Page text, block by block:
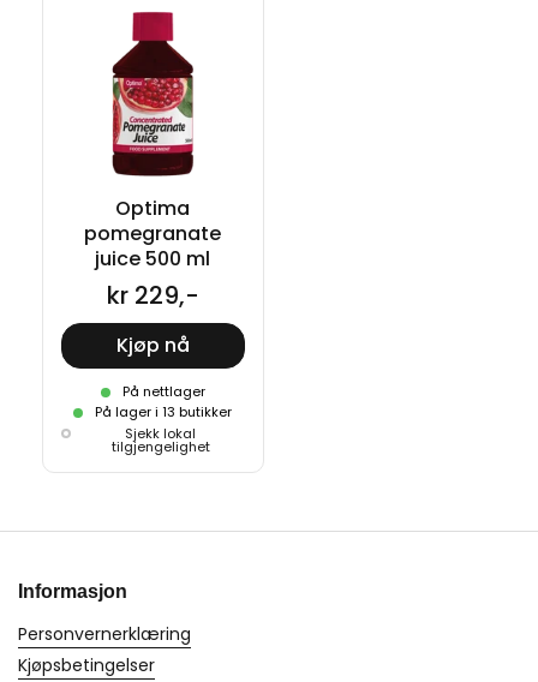
Optima
pomegranate
juice 500 ml
kr 229,-
Kjøp nå
På nettlager
På lager i 13 butikker
Sjekk lokal
tilgjengelighet
Informasjon
Personvernerklæring
Kjøpsbetingelser